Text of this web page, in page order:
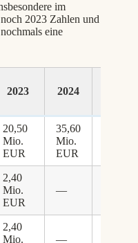
im
2023 Zahlen und
eine
2023 2024
20,50
Mio.
EUR
35,60
Mio.
EUR
2,40
Mio.
EUR
—
2,40
Mio.
—